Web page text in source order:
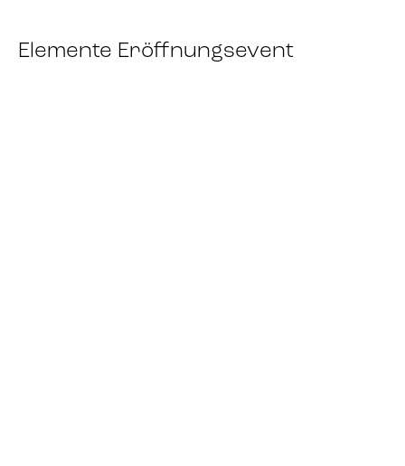
Elemente Eröffnungsevent